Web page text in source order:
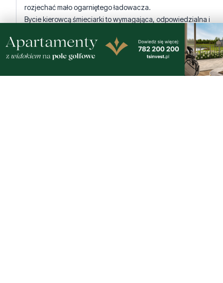
rekompensują.
44 7 Zgłoś komentarz Odpowiedz na komentarz
Krzysiek środa, 22 listopada 2023 - 05:01:21
Widać że 3/4 osób nie ma zielonego pojęcia o jeździe dużym
pojazdem.Wsiadz popatrz to zobaczysz co widzi
ktoś cofa i słychać dzwiek ostrzegawczy to po co jeszcze się